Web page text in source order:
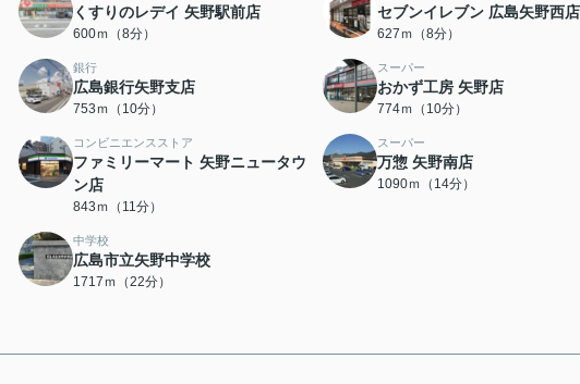
くすりのレデイ 矢野駅前店
600ｍ（8分）
セブンイレブン 広島矢野西店
627ｍ（8分）
銀行
広島銀行矢野支店
753ｍ（10分）
スーパー
おかず工房 矢野店
774ｍ（10分）
コンビニエンスストア
ファミリーマート 矢野ニュータウ
ン店
843ｍ（11分）
スーパー
万惣 矢野南店
1090ｍ（14分）
中学校
広島市立矢野中学校
1717ｍ（22分）